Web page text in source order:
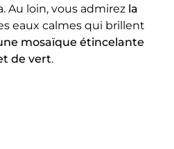
Au loin, vous admirez la
eaux calmes qui brillent
mosaïque étincelante
de vert.